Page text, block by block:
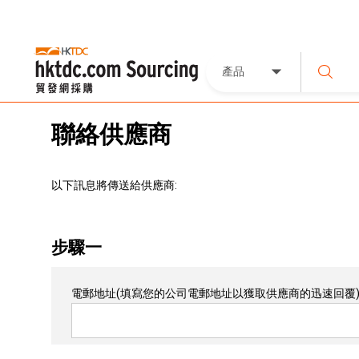
產品
聯絡供應商
以下訊息將傳送給供應商:
步驟一
電郵地址(填寫您的公司電郵地址以獲取供應商的迅速回覆)